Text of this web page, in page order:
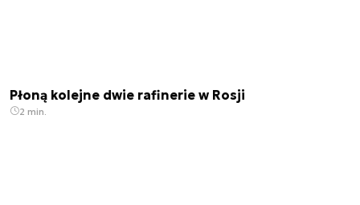
Płoną kolejne dwie rafinerie w Rosji
2 min.